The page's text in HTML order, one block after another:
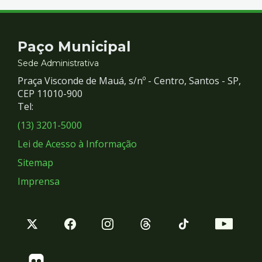
Contato
e
Redes
Sociais
Paço Municipal
Sede Administrativa
Praça Visconde de Mauá, s/nº - Centro, Santos - SP,
CEP 11010-900
Tel:
(13) 3201-5000
Lei de Acesso à Informação
Sitemap
Imprensa